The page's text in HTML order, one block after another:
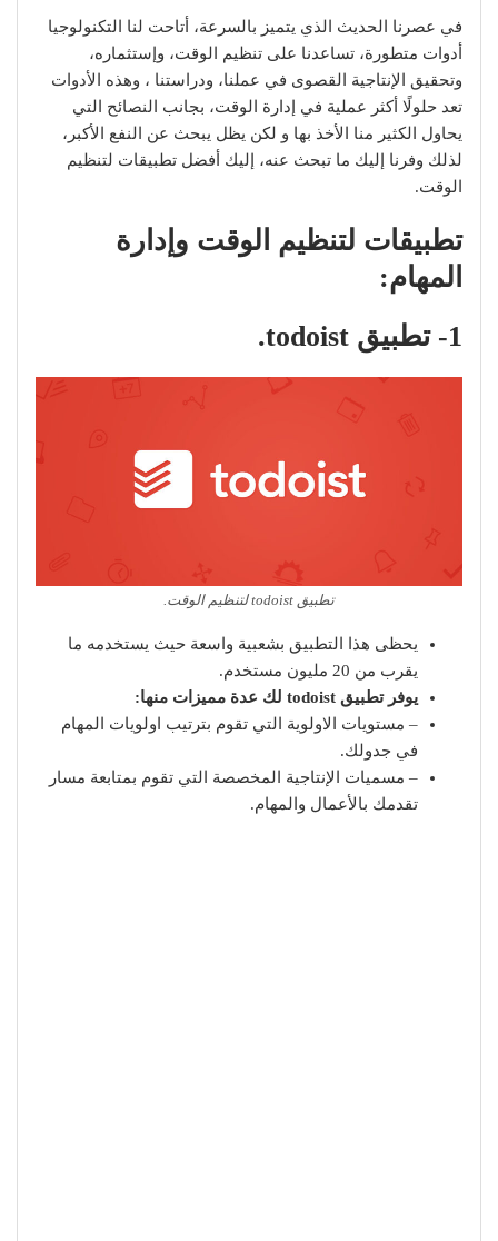
في عصرنا الحديث الذي يتميز بالسرعة، أتاحت لنا التكنولوجيا
أدوات متطورة، تساعدنا على تنظيم الوقت، وإستثماره،
وتحقيق الإنتاجية القصوى في عملنا، ودراستنا ، وهذه الأدوات
تعد حلولًا أكثر عملية في إدارة الوقت، بجانب النصائح التي
يحاول الكثير منا الأخذ بها و لكن يظل يبحث عن النفع الأكبر،
لذلك وفرنا إليك ما تبحث عنه، إليك أفضل تطبيقات لتنظيم
الوقت.
تطبيقات لتنظيم الوقت وإدارة
المهام:
1- تطبيق todoist.
تطبيق todoist لتنظيم الوقت.
يحظى هذا التطبيق بشعبية واسعة حيث يستخدمه ما
يقرب من 20 مليون مستخدم.
يوفر تطبيق todoist لك عدة مميزات منها:
– مستويات الاولوية التي تقوم بترتيب اولويات المهام
في جدولك.
– مسميات الإنتاجية المخصصة التي تقوم بمتابعة مسار
تقدمك بالأعمال والمهام.